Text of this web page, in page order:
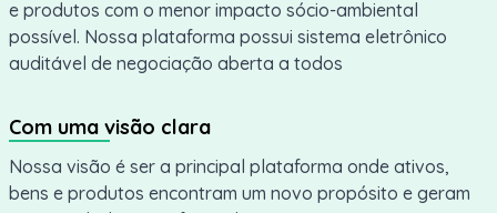
e produtos com o menor impacto sócio-ambiental
possível. Nossa plataforma possui sistema eletrônico
auditável de negociação aberta a todos
Com uma visão clara
Nossa visão é ser a principal plataforma onde ativos,
bens e produtos encontram um novo propósito e geram